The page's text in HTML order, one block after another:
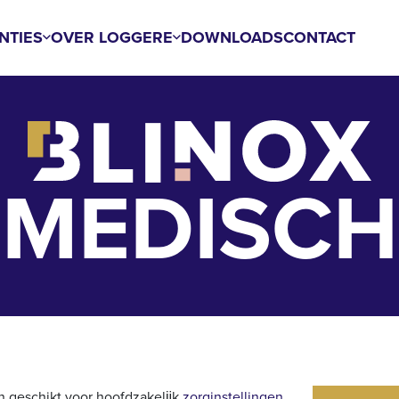
OVER LOGGERE DOWNLOADSCONTACT
MEDISCH